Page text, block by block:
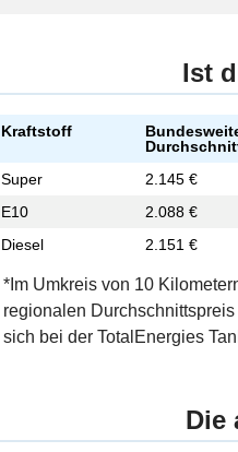
Ist
Kraftstoff
Super
2.145 €
E10
2.088 €
Diesel
2.151 €
*Im Umkreis von 10
regionalen
sich bei der TotalEnergies
Die